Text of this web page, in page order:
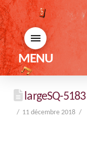
MENU
largeSQ-5183
11 décembre 2018